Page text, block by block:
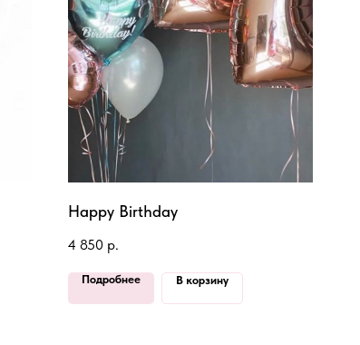
Happy Birthday
4 850 р.
Подробнее В корзину